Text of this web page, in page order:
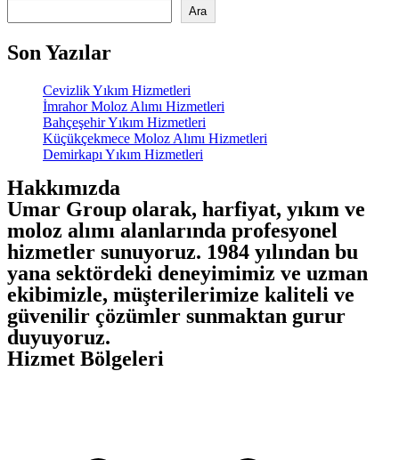
Ara
Son Yazılar
Cevizlik Yıkım Hizmetleri
İmrahor Moloz Alımı Hizmetleri
Bahçeşehir Yıkım Hizmetleri
Küçükçekmece Moloz Alımı Hizmetleri
Demirkapı Yıkım Hizmetleri
Hakkımızda
Umar Group olarak, harfiyat, yıkım ve
moloz alımı alanlarında profesyonel
hizmetler sunuyoruz. 1984 yılından bu
yana sektördeki deneyimimiz ve uzman
ekibimizle, müşterilerimize kaliteli ve
güvenilir çözümler sunmaktan gurur
duyuyoruz.
Hizmet Bölgeleri